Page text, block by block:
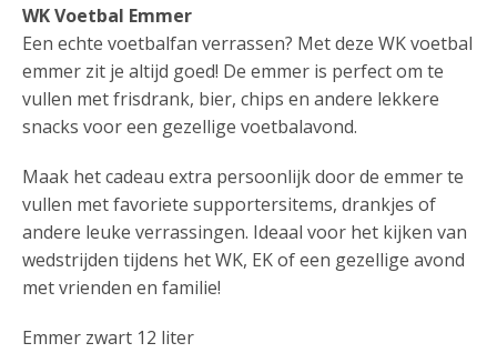
WK Voetbal Emmer
Een echte voetbalfan verrassen? Met deze WK voetbal
emmer zit je altijd goed! De emmer is perfect om te
vullen met frisdrank, bier, chips en andere lekkere
snacks voor een gezellige voetbalavond.
Maak het cadeau extra persoonlijk door de emmer te
vullen met favoriete supportersitems, drankjes of
andere leuke verrassingen. Ideaal voor het kijken van
wedstrijden tijdens het WK, EK of een gezellige avond
met vrienden en familie!
Emmer zwart 12 liter